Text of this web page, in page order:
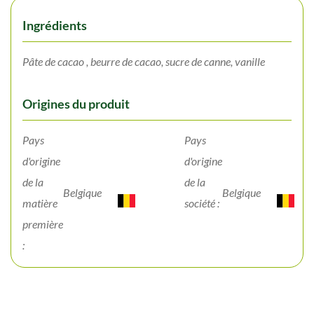
Ingrédients
Pâte de cacao , beurre de cacao, sucre de canne, vanille
Origines du produit
Pays
d'origine
de la
matière
première
:
Belgique
Pays
d'origine
de la
société :
Belgique